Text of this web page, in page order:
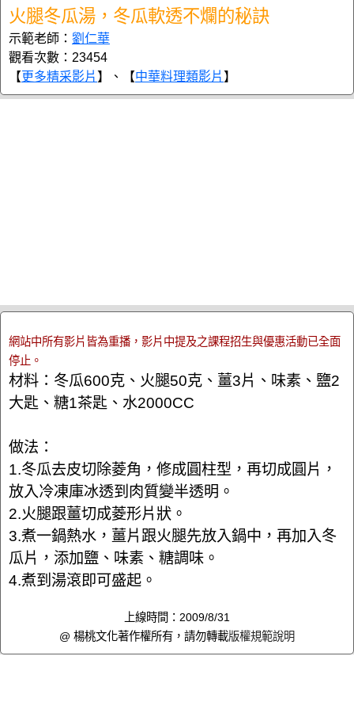
火腿冬瓜湯，冬瓜軟透不爛的秘訣
示範老師： 劉仁華
觀看次數：23454
【更多精采影片 】、【中華料理類影片 】
網站中所有影片皆為重播，影片中提及之課程招生與優惠活動已全面
停止。
材料：冬瓜600克、火腿50克、薑3片、味素、鹽2
大匙、糖1茶匙、水2000CC
做法：
1.冬瓜去皮切除菱角，修成圓柱型，再切成圓片，
放入冷凍庫冰透到肉質變半透明。
2.火腿跟薑切成菱形片狀。
3.煮一鍋熱水，薑片跟火腿先放入鍋中，再加入冬
瓜片，添加鹽、味素、糖調味。
4.煮到湯滾即可盛起。
上線時間：2009/8/31
@ 楊桃文化著作權所有，請勿轉載版權規範說明